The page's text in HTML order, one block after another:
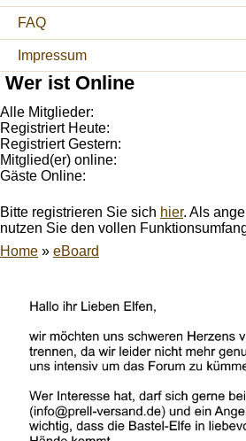
FAQ
Impressum
Wer ist Online
Alle Mitglieder:
Registriert Heute:
Registriert Gestern:
Mitglied(er) online:
Gäste Online:
Bitte registrieren Sie sich hier. Als
nutzen Sie den vollen
Home » eBoard